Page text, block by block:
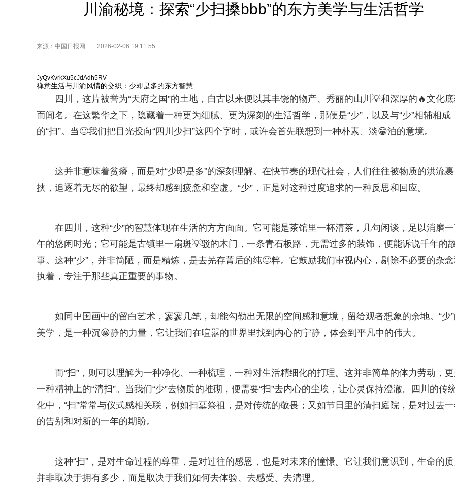
川渝秘境：探索“少扫搡bbb”的东方美学与生活哲学
来源：中国日报网 2026-02-06 19:11:55
JyQvKvrkXu5cJdAdh5RV
禅意生活与川渝风情的交织：少即是多的东方智慧
四川，这片被誉为“天府之国”的土地，自古以来便以其丰饶的物产、秀丽的山川💡和深厚的🔥文化
而闻名。在这繁华之下，隐藏着一种更为细腻、更为深刻的生活哲学，那便是“少”，以及与“少”相辅相成
的“扫”。当🙂我们把目光投向“四川少扫”这四个字时，或许会首先联想到一种朴素、淡😁泊的意境。
这并非意味着贫瘠，而是对“少即是多”的深刻理解。在快节奏的现代社会，人们往往被物质的洪流裹
挟，追逐着无尽的欲望，最终却感到疲惫和空虚。“少”，正是对这种过度追求的一种反思和回应。
在四川，这种“少”的智慧体现在生活的方方面面。它可能是茶馆里一杯清茶，几句闲谈，足以消磨
午的悠闲时光；它可能是古镇里一扇斑💡驳的木门，一条青石板路，无需过多的装饰，便能诉说千年的
事。这种“少”，并非简陋，而是精炼，是去芜存菁后的纯🙂粹。它鼓励我们审视内心，剔除不必要的杂
执着，专注于那些真正重要的事物。
如同中国画中的留白艺术，寥寥几笔，却能勾勒出无限的空间感和意境，留给观者想象的余地。“少
美学，是一种沉😀静的力量，它让我们在喧嚣的世界里找到内心的宁静，体会到平凡中的伟大。
而“扫”，则可以理解为一种净化、一种梳理，一种对生活精细化的打理。这并非简单的体力劳动，
一种精神上的“清扫”。当我们“少”去物质的堆砌，便需要“扫”去内心的尘埃，让心灵保持澄澈。四川的传
化中，“扫”常常与仪式感相关联，例如扫墓祭祖，是对传统的敬畏；又如节日里的清扫庭院，是对过去
的告别和对新的一年的期盼。
这种“扫”，是对生命过程的尊重，是对过往的感恩，也是对未来的憧憬。它让我们意识到，生命的
并非取决于拥有多少，而是取决于我们如何去体验、去感受、去清理。